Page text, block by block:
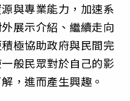
與專業能力，加速系
展示介紹、繼續走向
極協助政府與民間完
般民眾對於自己的影
，進而產生興趣。